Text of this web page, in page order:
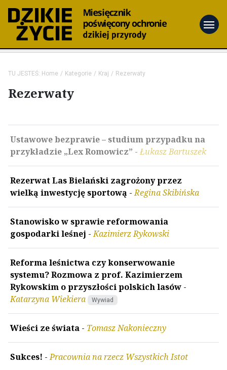
menu
TU JESTEŚ: Home Kategorie Kraj Rezerwaty
Rezerwaty
Ustawowe bezprawie – studium przypadku na
przykładzie „Lex Romowicz” - Łukasz Bartuszek
Rezerwat Las Bielański zagrożony przez
wielką inwestycję sportową -Regina Skibińska
Stanowisko w sprawie reformowania
gospodarki leśnej -Kazimierz Rykowski
Reforma leśnictwa czy konserwowanie
systemu? Rozmowa z prof. Kazimierzem
Rykowskim o przyszłości polskich lasów -
Katarzyna Wiekiera
Wywiad
Wieści ze świata - Tomasz Nakonieczny
Sukces! -Pracownia na rzecz Wszystkich Istot